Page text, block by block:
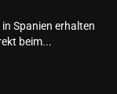
Spanien erhalten
beim...